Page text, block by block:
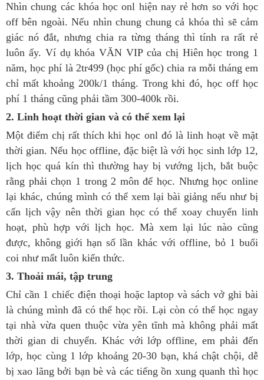
Nhìn chung các khóa học onl hiện nay rẻ hơn so với học
off bên ngoài. Nếu nhìn chung chung cả khóa thì sẽ cảm
giác nó đắt, nhưng chia ra từng tháng thì tính ra rất rẻ
luôn ấy. Ví dụ khóa VĂN VIP của chị Hiên học trong 1
năm, học phí là 2tr499 (học phí gốc) chia ra mỗi tháng em
chỉ mất khoảng 200k/1 tháng. Trong khi đó, học off học
phí 1 tháng cũng phải tầm 300-400k rồi.
2. Linh hoạt thời gian và có thể xem lại
Một điểm chị rất thích khi học onl đó là linh hoạt về mặt
thời gian. Nếu học offline, đặc biệt là với học sinh lớp 12,
lịch học quá kín thì thường hay bị vướng lịch, bắt buộc
rằng phải chọn 1 trong 2 môn để học. Nhưng học online
lại khác, chúng mình có thể xem lại bài giảng nếu như bị
cấn lịch vậy nên thời gian học có thể xoay chuyển linh
hoạt, phù hợp với lịch học. Mà xem lại lúc nào cũng
được, không giới hạn số lần khác với offline, bỏ 1 buổi
coi như mất luôn kiến thức.
3. Thoải mái, tập trung
Chỉ cần 1 chiếc điện thoại hoặc laptop và sách vở ghi bài
là chúng mình đã có thể học rồi. Lại còn có thể học ngay
tại nhà vừa quen thuộc vừa yên tĩnh mà không phải mất
thời gian di chuyển. Khác với lớp offline, em phải đến
lớp, học cùng 1 lớp khoảng 20-30 bạn, khá chật chội, dễ
bị xao lãng bởi bạn bè và các tiếng ồn xung quanh thì học